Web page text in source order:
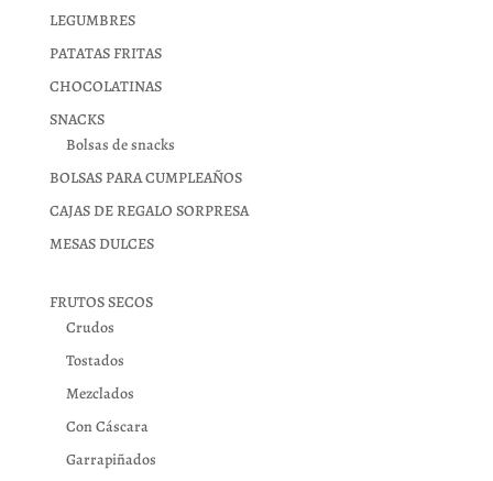
LEGUMBRES
PATATAS FRITAS
CHOCOLATINAS
SNACKS
Bolsas de snacks
BOLSAS PARA CUMPLEAÑOS
CAJAS DE REGALO SORPRESA
MESAS DULCES
FRUTOS SECOS
Crudos
Tostados
Mezclados
Con Cáscara
Garrapiñados